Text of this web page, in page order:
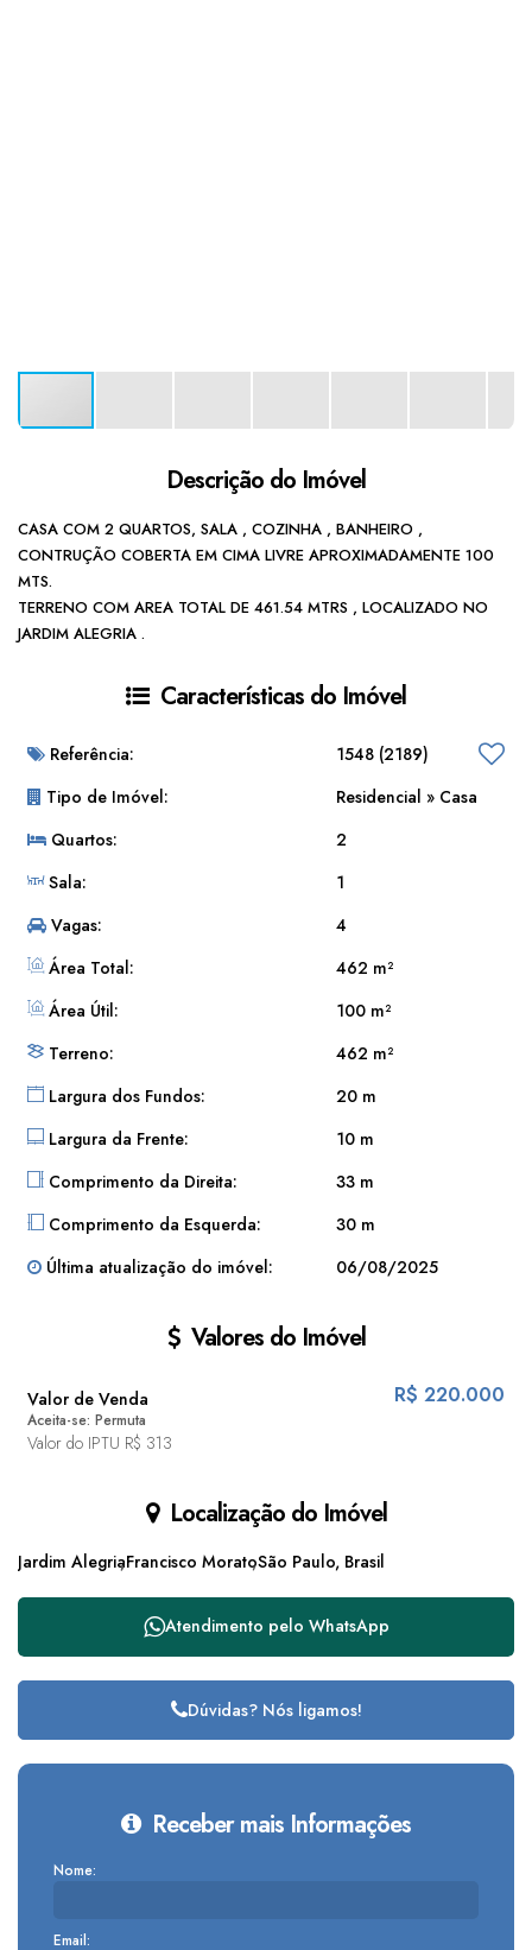
Descrição do Imóvel
CASA COM 2 QUARTOS, SALA , COZINHA , BANHEIRO ,
CONTRUÇÃO COBERTA EM CIMA LIVRE APROXIMADAMENTE 100
MTS.
TERRENO COM AREA TOTAL DE 461.54 MTRS , LOCALIZADO NO
JARDIM ALEGRIA .
Características do Imóvel
Referência: 1548 (2189)
Tipo de Imóvel:
Residencial » Casa
Quartos:
2
Sala:
1
Vagas:
4
Área Total:
462 m²
Área Útil:
100 m²
Terreno:
462 m²
Largura dos Fundos:
20 m
Largura da Frente:
10 m
Comprimento da Direita:
33 m
Comprimento da Esquerda:
30 m
Última atualização do imóvel:
06/08/2025
Valores do Imóvel
R$ 220.000
Valor de Venda
Aceita-se: Permuta
Valor do IPTU R$ 313
Localização do Imóvel
Jardim AlegriaFrancisco MoratoSão Paulo, Brasil
Atendimento pelo WhatsApp
Dúvidas? Nós ligamos!
Receber mais Informações
Nome:
Email: